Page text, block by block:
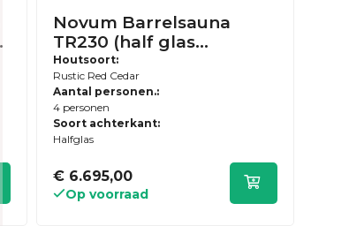
Novum Barrelsauna
TR230 (half glas
achterwand) -
Vierpersoons sauna - 230
cm lengte - Rustic Red
Cedar
Houtsoort:
Rustic Red Cedar
Aantal personen.:
4 personen
Soort achterkant:
Halfglas
€ 6.695,00
Op voorraad